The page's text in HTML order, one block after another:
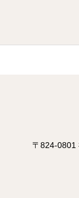
〒824-0801